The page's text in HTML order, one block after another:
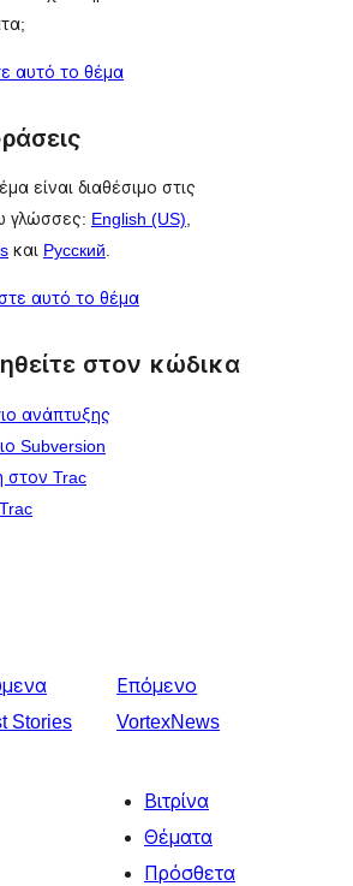
αυτό το θέμα
είναι διαθέσιμο στις
γλώσσες: English (US),
και Русский.
αυτό το θέμα
στον κώδικα
ανάπτυξης
Subversion
στον Trac
Stories
Επόμενο
VortexNews
Βιτρίνα
Θέματα
Πρόσθετα